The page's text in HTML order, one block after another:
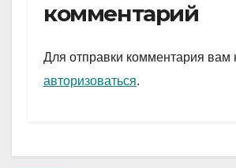
a
m
A
p
и
комментарий
Для отправки комментария вам
авторизоваться.